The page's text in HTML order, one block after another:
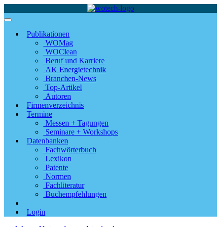
Publikationen
WOMag
WOClean
Beruf und Karriere
AK Energietechnik
Branchen-News
Top-Artikel
Autoren
Firmenverzeichnis
Termine
Messen + Tagungen
Seminare + Workshops
Datenbanken
Fachwörterbuch
Lexikon
Patente
Normen
Fachliteratur
Buchempfehlungen
Login